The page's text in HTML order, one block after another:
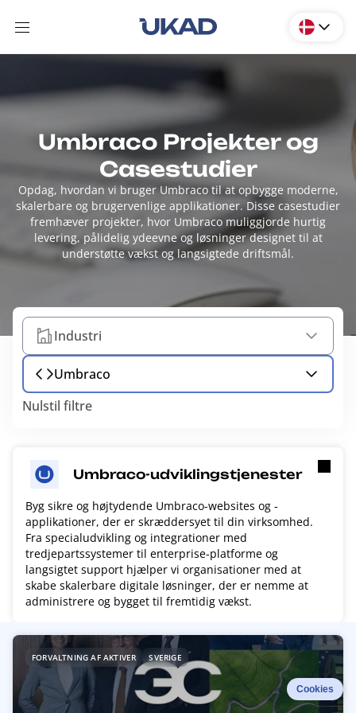
Umbraco Projekter og
Casestudier
Opdag, hvordan vi bruger Umbraco til at opbygge moderne,
skalerbare og brugervenlige applikationer. Disse casestudier
fremhæver projekter, hvor Umbraco muliggjorde hurtig
levering, pålidelig ydeevne og løsninger designet til at
understøtte vækst og langsigtede driftsmål.
Industri
Umbraco
Nulstil filtre
Umbraco-udviklingstjenester
Byg sikre og højtydende Umbraco-websites og -
applikationer, der er skræddersyet til din virksomhed.
Fra specialudvikling og integrationer med
tredjepartssystemer til enterprise-platforme og
langsigtet support hjælper vi organisationer med at
skabe skalerbare digitale løsninger, der er nemme at
administrere og bygget til fremtidig vækst.
R
FORVALTNING AF AKTIVER SVERIGE
Cookies